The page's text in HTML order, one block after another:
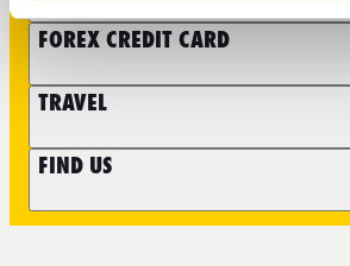
FOREX CREDIT CARD
TRAVEL
FIND US